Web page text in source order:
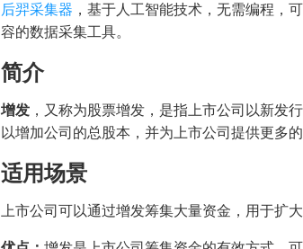
后羿采集器 ，基于人工智能技术，无需编程，
容的数据采集工具。
简介
增发，又称为股票增发，是指上市公司以新发
以增加公司的总股本，并为上市公司提供更多的
适用场景
上市公司可以通过增发筹集大量资金，用于扩